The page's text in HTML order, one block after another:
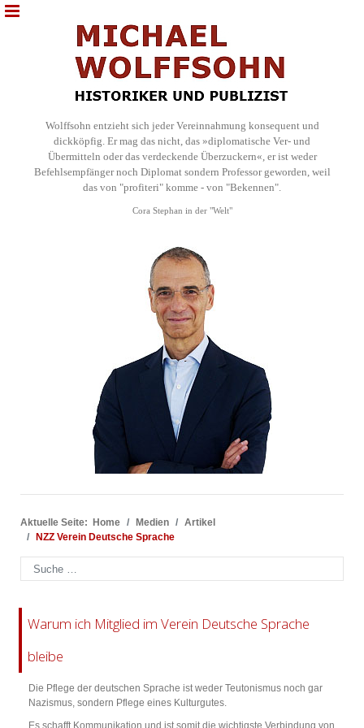
Wolffsohn entzieht sich jeder Vereinnahmung konsequent und
dickköpfig. Er mag das nicht, das »diplomatische Ver- und
Übermitteln oder das verdeckende Überzuckern«, er ist weder
Befehlsempfänger noch Diplomat sondern Professor geworden, weil
das von "profiteri" komme - von "Bekennen".
Cora Stephan in der "Welt"
Aktuelle Seite: Home Medien
Artikel
NZZ Verein Deutsche Sprache
Suchen
Warum ich Mitglied im Verein Deutsche Sprache
bleibe
Die Pflege der deutschen Sprache ist weder Teutonismus noch gar
Nazismus, sondern Pflege eines Kulturgutes.